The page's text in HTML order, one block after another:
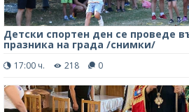
Детски спортен ден се проведе
празника на града /снимки/
17:00 ч. 218 0